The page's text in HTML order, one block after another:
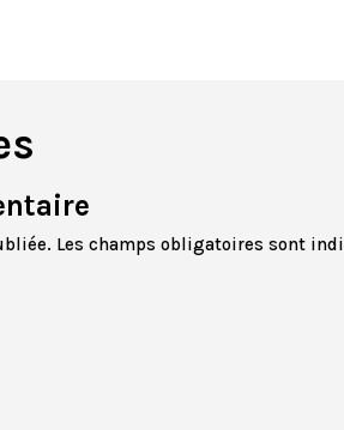
Les champs obligatoires sont